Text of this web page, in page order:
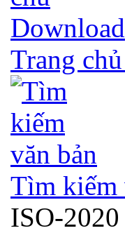
Trang
Tìm kiếm
ISO-2020